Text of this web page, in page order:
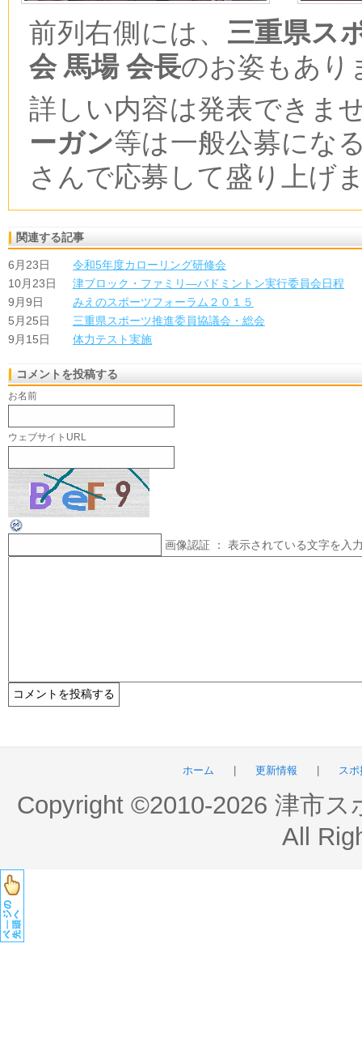
前列右側には、 三重県ス
会 馬場 会長のお姿もあり
詳しい内容は発表できま
ーガン等は一般公募にな
さんで応募して盛り上げ
関連する記事
6月23日
令和5年度カローリング研修会
10月23日
津ブロック・ファミリ―バドミントン実行委員会日程
9月9日
みえのスポーツフォーラム２０１５
5月25日
三重県スポーツ推進委員協議会・総会
9月15日
体力テスト実施
コメントを投稿する
お名前
ウェブサイトURL
画像認証 ： 表示されている文字を
ホーム 更新情報 ス
Copyright ©2010-2026 津市
All